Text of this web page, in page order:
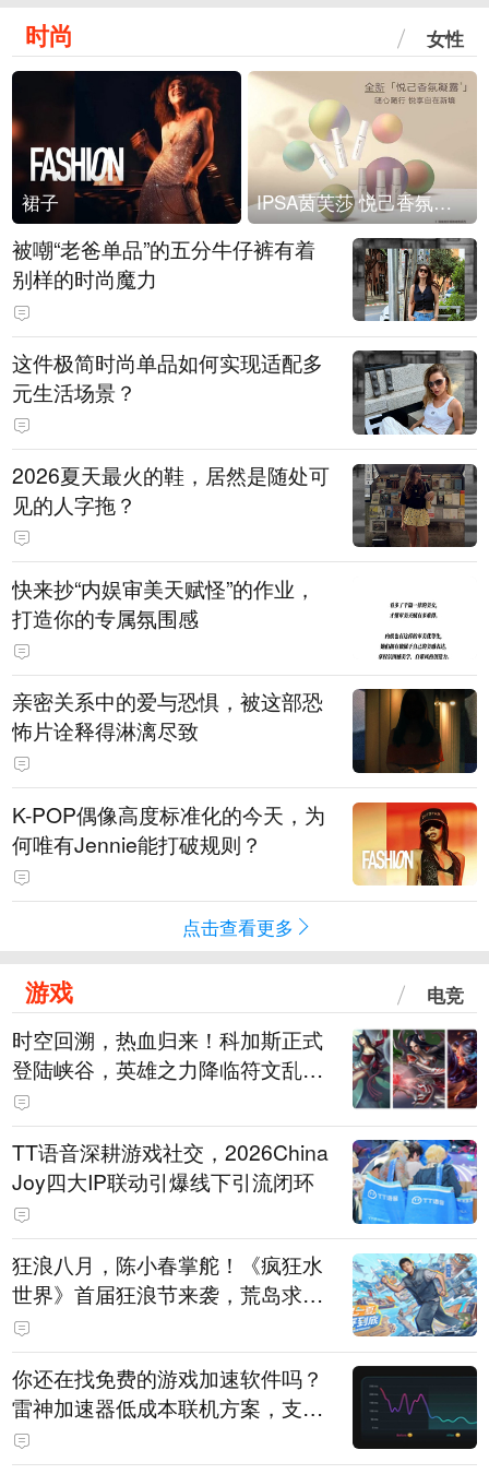
时尚 女性
裙子 IPSA茵芙莎 悦己香氛凝露上市
被嘲“老爸单品”的五分牛仔裤有着
别样的时尚魔力
这件极简时尚单品如何实现适配多
元生活场景？
2026夏天最火的鞋，居然是随处可
见的人字拖？
快来抄“内娱审美天赋怪”的作业，
打造你的专属氛围感
亲密关系中的爱与恐惧，被这部恐
怖片诠释得淋漓尽致
K-POP偶像高度标准化的今天，为
何唯有Jennie能打破规则？
点击查看更多
游戏 电竞
时空回溯，热血归来！科加斯正式
登陆峡谷，英雄之力降临符文乱
斗！
TT语音深耕游戏社交，2026China
Joy四大IP联动引爆线下引流闭环
狂浪八月，陈小春掌舵！《疯狂水
世界》首届狂浪节来袭，荒岛求生
直播即将开启
你还在找免费的游戏加速软件吗？
雷神加速器低成本联机方案，支持
免费试用